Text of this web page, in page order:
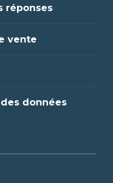
réponses
vente
données